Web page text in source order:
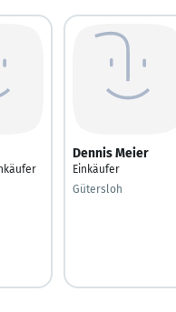
Dennis Meier
Einkäufer
Gütersloh